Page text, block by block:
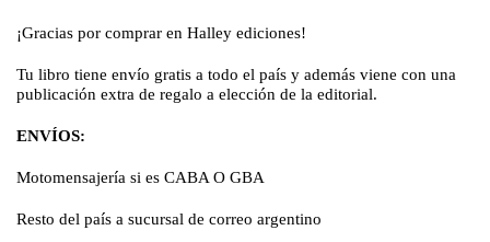
¡Gracias por comprar en Halley ediciones!
Tu libro tiene envío gratis a todo el país y además viene con una
publicación extra de regalo a elección de la editorial.
ENVÍOS:
Motomensajería si es CABA O GBA
Resto del país a sucursal de correo argentino